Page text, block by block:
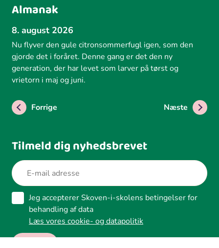
Almanak
8. august 2026
Nu flyver den gule citronsommerfugl igen, som den
gjorde det i foråret. Denne gang er det den ny
generation, der har levet som larver på tørst og
vrietorn i maj og juni.
Forrige Næste
Tilmeld dig nyhedsbrevet
Jeg accepterer Skoven-i-skolens betingelser for
behandling af data
Læs vores cookie- og datapolitik